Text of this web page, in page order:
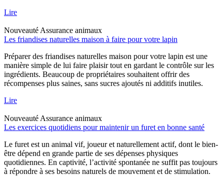
Lire
Nouveauté Assurance animaux
Les friandises naturelles maison à faire pour votre lapin
Préparer des friandises naturelles maison pour votre lapin est une
manière simple de lui faire plaisir tout en gardant le contrôle sur les
ingrédients. Beaucoup de propriétaires souhaitent offrir des
récompenses plus saines, sans sucres ajoutés ni additifs inutiles.
Lire
Nouveauté Assurance animaux
Les exercices quotidiens pour maintenir un furet en bonne santé
Le furet est un animal vif, joueur et naturellement actif, dont le bien-
être dépend en grande partie de ses dépenses physiques
quotidiennes. En captivité, l’activité spontanée ne suffit pas toujours
à répondre à ses besoins naturels de mouvement et de stimulation.